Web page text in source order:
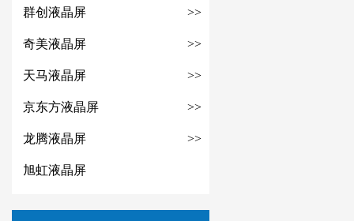
群创液晶屏 >>
奇美液晶屏 >>
天马液晶屏 >>
京东方液晶屏 >>
龙腾液晶屏 >>
旭虹液晶屏